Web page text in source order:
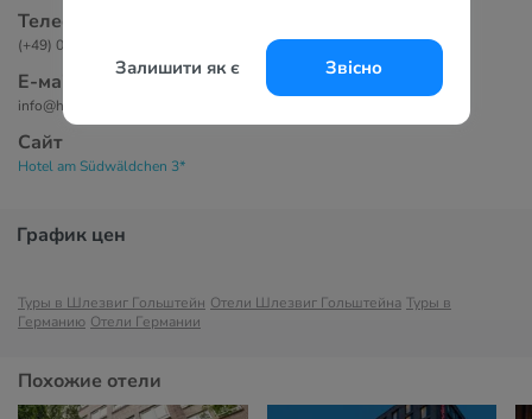
Залишити як є Звісно
Телефоны
(+49) 04651 / 83 63 00
Е-маil
info@hsw-sylt.de
Сайт
Hotel am Südwäldchen 3*
График цен
Туры в Шлезвиг Гольштейн Отели Шлезвиг Гольштейна Туры в
Германию Отели Германии
Похожие отели